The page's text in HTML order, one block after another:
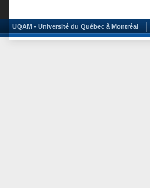
UQAM - Université du Québec à Montréal